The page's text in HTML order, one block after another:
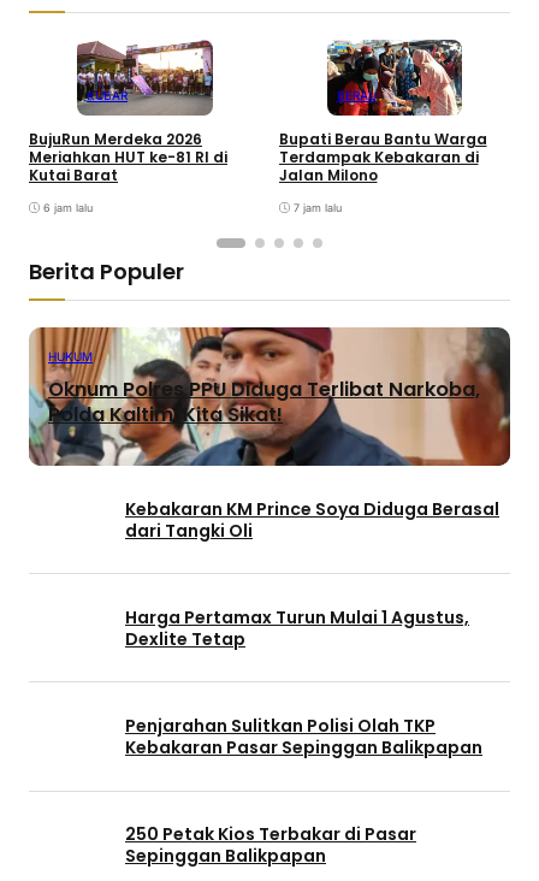
KUBAR
BujuRun Merdeka 2026
Meriahkan HUT ke-81 RI di
Kutai Barat
6 jam lalu
BERAU
Bupati Berau Bantu Warga
Terdampak Kebakaran di
Jalan Milono
7 jam lalu
Berita Populer
HUKUM
Oknum Polres PPU Diduga Terlibat Narkoba,
Polda Kaltim: Kita Sikat!
Kebakaran KM Prince Soya Diduga Berasal
dari Tangki Oli
Harga Pertamax Turun Mulai 1 Agustus,
Dexlite Tetap
Penjarahan Sulitkan Polisi Olah TKP
Kebakaran Pasar Sepinggan Balikpapan
250 Petak Kios Terbakar di Pasar
Sepinggan Balikpapan